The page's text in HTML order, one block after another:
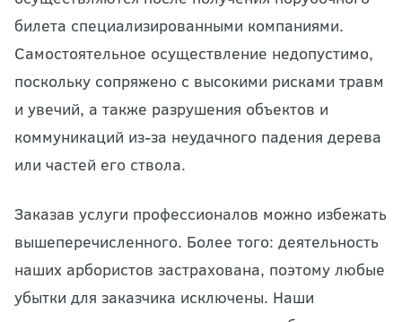
билета специализированными компаниями.
Самостоятельное осуществление недопустимо,
поскольку сопряжено с высокими рисками травм
и увечий, а также разрушения объектов и
коммуникаций из-за неудачного падения дерева
или частей его ствола.
Заказав услуги профессионалов можно избежать
вышеперечисленного. Более того: деятельность
наших арбористов застрахована, поэтому любые
убытки для заказчика исключены. Наши